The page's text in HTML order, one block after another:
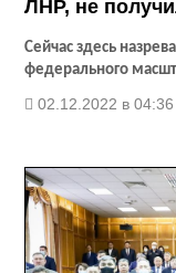
ЛНР, не
Сейчас здесь
федерального
02.12.2022 в 04:36